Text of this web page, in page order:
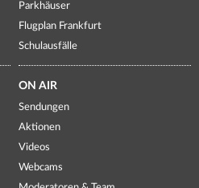
Parkhäuser
Flugplan Frankfurt
Schulausfälle
ON AIR
Sendungen
Aktionen
Videos
Webcams